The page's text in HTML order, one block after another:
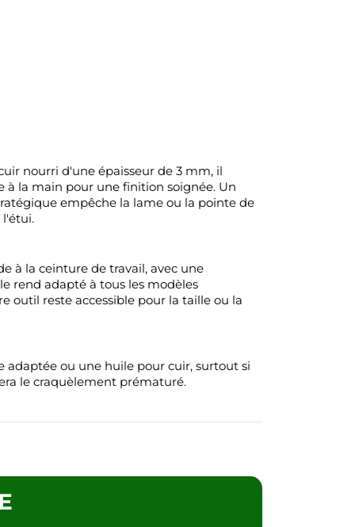
nourri d'une épaisseur de 3 mm, il
la main pour une finition soignée. Un
empêche la lame ou la pointe de
l'étui.
à la ceinture de travail, avec une
rend adapté à tous les modèles
outil reste accessible pour la taille ou la
ou une huile pour cuir, surtout si
le craquèlement prématuré.